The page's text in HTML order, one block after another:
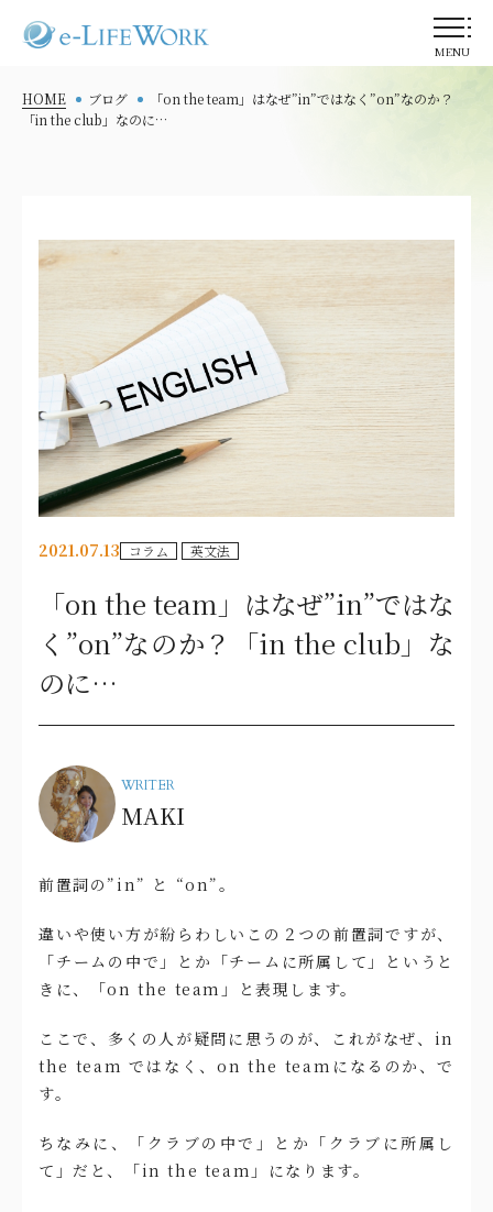
MENU
HOME ブログ
「on the team」はなぜ”in”ではなく”on”なのか？
「in the club」なのに…
2021.07.13 コラム 英文法
「on the team」はなぜ”in”ではな
く”on”なのか？「in the club」な
のに…
WRITER
MAKI
前置詞の”in” と “on”。
違いや使い方が紛らわしいこの２つの前置詞ですが、
「チームの中で」とか「チームに所属して」というと
きに、「on the team」と表現します。
ここで、多くの人が疑問に思うのが、これがなぜ、in
the team ではなく、on the teamになるのか、で
す。
ちなみに、「クラブの中で」とか「クラブに所属し
て」だと、「in the team」になります。